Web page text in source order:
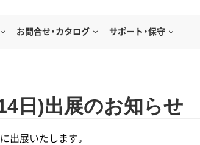
お問合せ・カタログ サポート・保守
日)出展のお知らせ
出展いたします。